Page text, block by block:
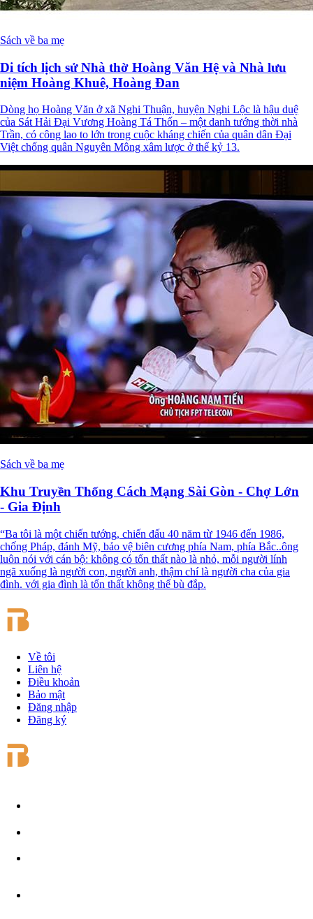
Sách về ba mẹ
Di tích lịch sử Nhà thờ Hoàng Văn Hệ và Nhà lưu
niệm Hoàng Khuê, Hoàng Đan
Dòng họ Hoàng Văn ở xã Nghi Thuận, huyện Nghi Lộc là hậu duệ
của Sát Hải Đại Vương Hoàng Tá Thốn – một danh tướng thời nhà
Trần, có công lao to lớn trong cuộc kháng chiến của quân dân Đại
Việt chống quân Nguyên Mông xâm lược ở thế kỷ 13.
Sách về ba mẹ
Khu Truyền Thống Cách Mạng Sài Gòn - Chợ Lớn
- Gia Định
“Ba tôi là một chiến tướng, chiến đấu 40 năm từ 1946 đến 1986,
chống Pháp, đánh Mỹ, bảo vệ biên cương phía Nam, phía Bắc..ông
luôn nói với cán bộ: không có tổn thất nào là nhỏ, mỗi người lính
ngã xuống là người con, người anh, thậm chí là người cha của gia
đình. với gia đình là tổn thất không thể bù đắp.
Về tôi
Liên hệ
Điều khoản
Bảo mật
Đăng nhập
Đăng ký